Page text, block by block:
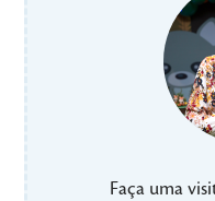
Faça uma